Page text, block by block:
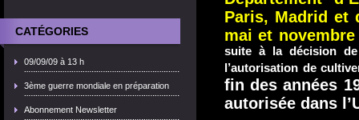
CATÉGORIES
09/09/09 à 13 h
3ème guerre mondiale en préparation
Abonnement Newsletter
Paris, Madrid et
mai et novembre
suite à la décision
l’autorisation de
fin des années
autorisée dans